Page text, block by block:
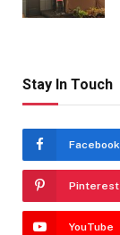
Stay In Touch
Facebook
Pinterest
YouTube